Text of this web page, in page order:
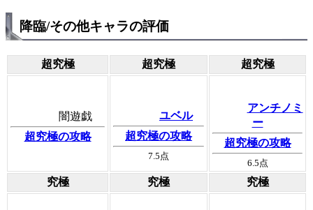
降臨/その他キャラの評価
超究極 超究極 超究極
闇遊戯
超究極の攻略
ユベル
超究極の攻略
7.5 点
アンチノミ
ー
超究極の攻略
6.5点
究極 究極 究極